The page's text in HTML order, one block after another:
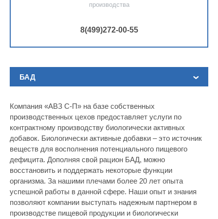
производства
8(499)272-00-55
БАД
Компания «АВЗ С-П» на базе собственных
производственных цехов предоставляет услуги по
контрактному производству биологически активных
добавок. Биологически активные добавки – это источник
веществ для восполнения потенциального пищевого
дефицита. Дополняя свой рацион БАД, можно
восстановить и поддержать некоторые функции
организма. За нашими плечами более 20 лет опыта
успешной работы в данной сфере. Наши опыт и знания
позволяют компании выступать надежным партнером в
производстве пищевой продукции и биологически